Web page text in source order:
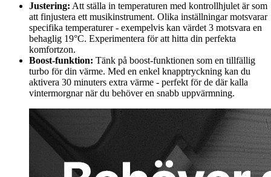
Justering: Att ställa in temperaturen med kontrollhjulet är som
att finjustera ett musikinstrument. Olika inställningar motsvarar
specifika temperaturer - exempelvis kan värdet 3 motsvara en
behaglig 19°C. Experimentera för att hitta din perfekta
komfortzon.
Boost-funktion: Tänk på boost-funktionen som en tillfällig
turbo för din värme. Med en enkel knapptryckning kan du
aktivera 30 minuters extra värme - perfekt för de där kalla
vintermorgnar när du behöver en snabb uppvärmning.